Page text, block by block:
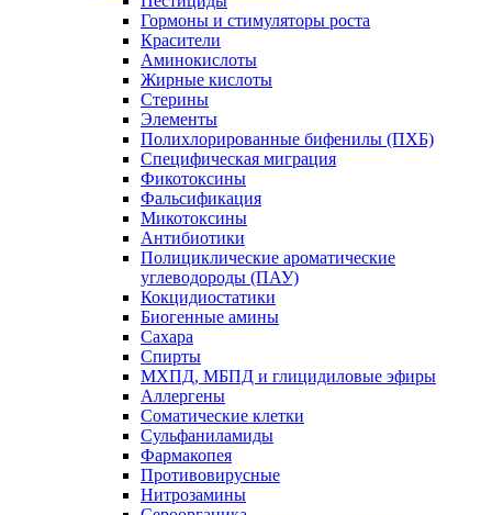
Гормоны и стимуляторы роста
Красители
Аминокислоты
Жирные кислоты
Стерины
Элементы
Полихлорированные бифенилы (ПХБ)
Специфическая миграция
Фикотоксины
Фальсификация
Микотоксины
Антибиотики
Полициклические ароматические
углеводороды (ПАУ)
Кокцидиостатики
Биогенные амины
Сахара
Спирты
МХПД, МБПД и глицидиловые эфиры
Аллергены
Соматические клетки
Сульфаниламиды
Фармакопея
Противовирусные
Нитрозамины